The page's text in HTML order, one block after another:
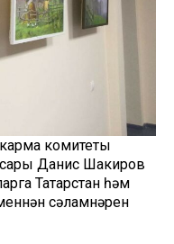
комитеты
Данис Шакиров
Татарстан һәм
сәламнәрен